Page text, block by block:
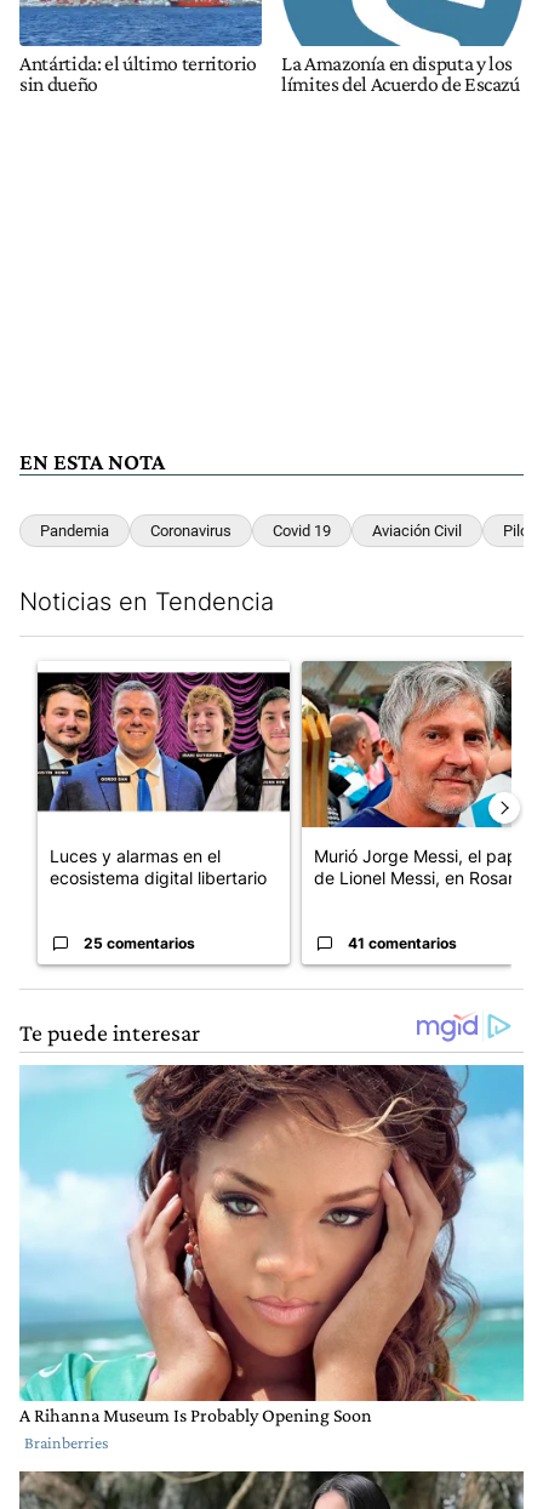
Antártida: el último territorio
sin dueño
La Amazonía en disputa y los
límites del Acuerdo de Escazú
EN ESTA NOTA
Pandemia Coronavirus Covid 19 Aviación Civil
Noticias en Tendencia
Un artículo de tendencia con el título "Luces y alarmas en el
Luces y alarmas en el
ecosistema digital libertario
25 comentarios
Un artículo de tendencia con
Murió Jorge Messi, el papá
de Lionel Messi, en Rosario
41 comentarios